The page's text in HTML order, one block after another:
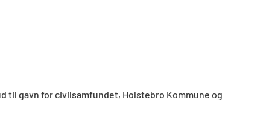
til gavn for civilsamfundet, Holstebro Kommune og